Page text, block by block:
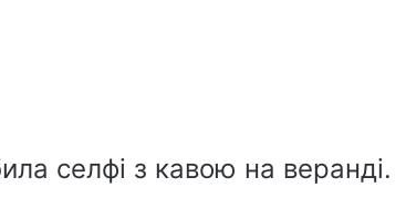
селфі з кавою на веранді.